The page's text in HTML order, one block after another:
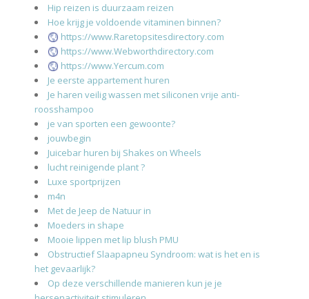
Hip reizen is duurzaam reizen
Hoe krijg je voldoende vitaminen binnen?
https://www.Raretopsitesdirectory.com
https://www.Webworthdirectory.com
https://www.Yercum.com
Je eerste appartement huren
Je haren veilig wassen met siliconen vrije anti-
roosshampoo
je van sporten een gewoonte?
jouwbegin
Juicebar huren bij Shakes on Wheels
lucht reinigende plant ?
Luxe sportprijzen
m4n
Met de Jeep de Natuur in
Moeders in shape
Mooie lippen met lip blush PMU
Obstructief Slaapapneu Syndroom: wat is het en is
het gevaarlijk?
Op deze verschillende manieren kun je je